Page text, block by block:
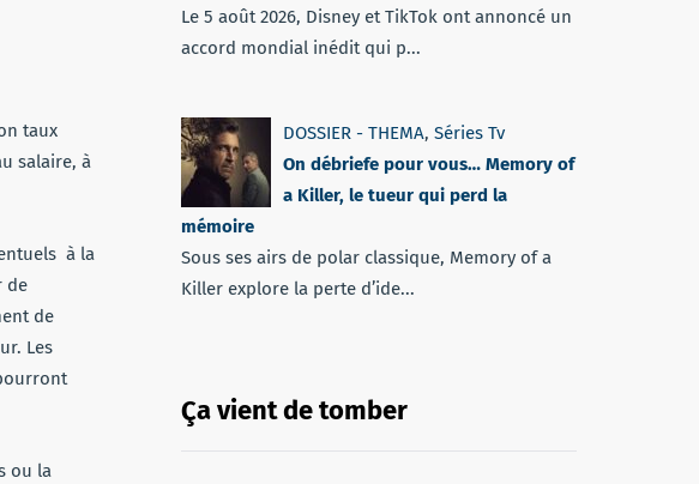
taux
salaire, à
à la
de
de
Les
ou la
Le 5 août 2026, Disney et TikTok ont annoncé un
accord mondial inédit qui p...
DOSSIER - THEMA, Séries Tv
On débriefe pour vous… Memory of
a Killer, le tueur qui perd la
mémoire
Sous ses airs de polar classique, Memory of a
Killer explore la perte d’ide...
Ça vient de tomber